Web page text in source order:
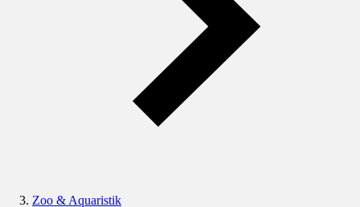
Zoo & Aquaristik